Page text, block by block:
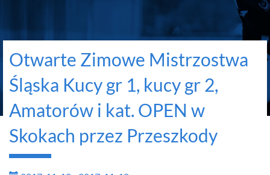
Otwarte Zimowe Mistrzostwa
Śląska Kucy gr 1, kucy gr 2,
Amatorów i kat. OPEN w
Skokach przez Przeszkody